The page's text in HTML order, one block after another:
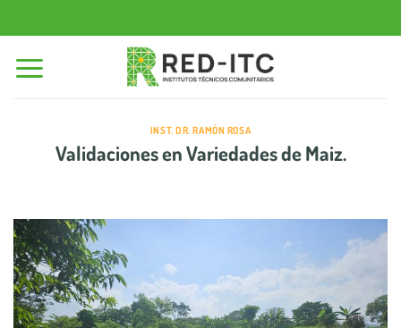
al
contenido
INST. DR. RAMÓN ROSA
Validaciones en Variedades de Maiz.